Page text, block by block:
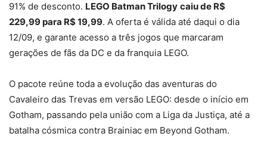
91% de desconto. LEGO Batman Trilogy caiu de R$
229,99 para R$ 19,99. A oferta é válida até daqui o dia
12/09, e garante acesso a três jogos que marcaram
gerações de fãs da DC e da franquia LEGO.
O pacote reúne toda a evolução das aventuras do
Cavaleiro das Trevas em versão LEGO: desde o início em
Gotham, passando pela união com a Liga da Justiça, até a
batalha cósmica contra Brainiac em Beyond Gotham.